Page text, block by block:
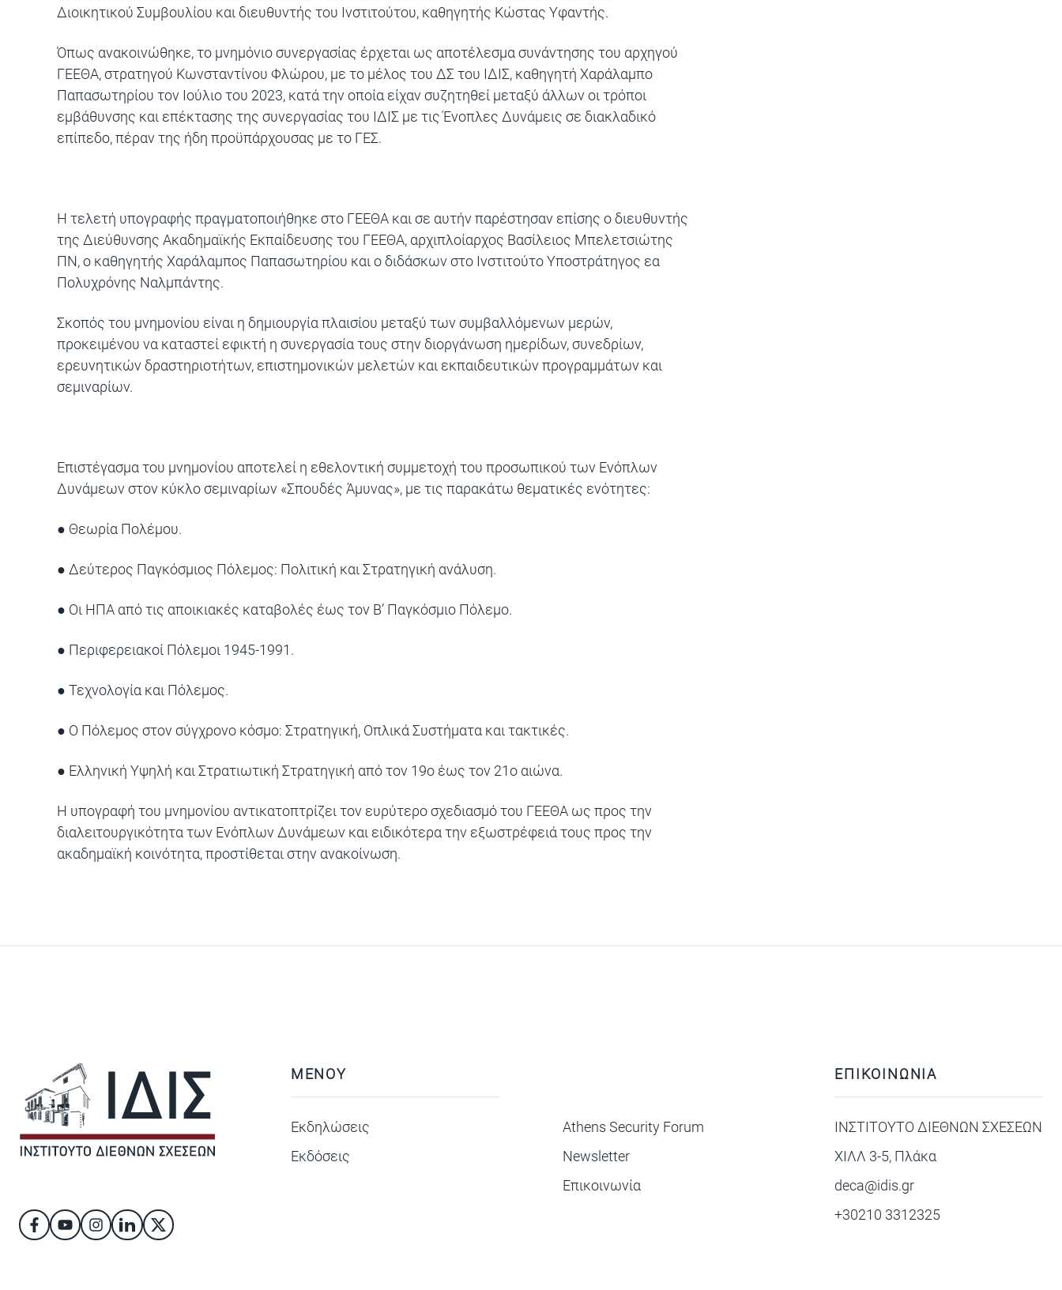
Διοικητικού Συμβουλίου και διευθυντής του Ινστιτούτου, καθηγητής Κώστας Υφαντής.
Όπως ανακοινώθηκε, το μνημόνιο συνεργασίας έρχεται ως αποτέλεσμα συνάντησης του αρχηγού
ΓΕΕΘΑ, στρατηγού Κωνσταντίνου Φλώρου, με το μέλος του ΔΣ του ΙΔΙΣ, καθηγητή Χαράλαμπο
Παπασωτηρίου τον Ιούλιο του 2023, κατά την οποία είχαν συζητηθεί μεταξύ άλλων οι τρόποι
εμβάθυνσης και επέκτασης της συνεργασίας του ΙΔΙΣ με τις Ένοπλες Δυνάμεις σε διακλαδικό
επίπεδο, πέραν της ήδη προϋπάρχουσας με το ΓΕΣ.
Η τελετή υπογραφής πραγματοποιήθηκε στο ΓΕΕΘΑ και σε αυτήν παρέστησαν επίσης ο διευθυντής
της Διεύθυνσης Ακαδημαϊκής Εκπαίδευσης του ΓΕΕΘΑ, αρχιπλοίαρχος Βασίλειος Μπελετσιώτης
ΠΝ, ο καθηγητής Χαράλαμπος Παπασωτηρίου και ο διδάσκων στο Ινστιτούτο Υποστράτηγος εα
Πολυχρόνης Ναλμπάντης.
Σκοπός του μνημονίου είναι η δημιουργία πλαισίου μεταξύ των συμβαλλόμενων μερών,
προκειμένου να καταστεί εφικτή η συνεργασία τους στην διοργάνωση ημερίδων, συνεδρίων,
ερευνητικών δραστηριοτήτων, επιστημονικών μελετών και εκπαιδευτικών προγραμμάτων και
σεμιναρίων.
Επιστέγασμα του μνημονίου αποτελεί η εθελοντική συμμετοχή του προσωπικού των Ενόπλων
Δυνάμεων στον κύκλο σεμιναρίων «Σπουδές Άμυνας», με τις παρακάτω θεματικές ενότητες:
● Θεωρία Πολέμου.
● Δεύτερος Παγκόσμιος Πόλεμος: Πολιτική και Στρατηγική ανάλυση.
● Οι ΗΠΑ από τις αποικιακές καταβολές έως τον Β’ Παγκόσμιο Πόλεμο.
● Περιφερειακοί Πόλεμοι 1945-1991.
● Τεχνολογία και Πόλεμος.
● Ο Πόλεμος στον σύγχρονο κόσμο: Στρατηγική, Οπλικά Συστήματα και τακτικές.
● Ελληνική Υψηλή και Στρατιωτική Στρατηγική από τον 19ο έως τον 21ο αιώνα.
Η υπογραφή του μνημονίου αντικατοπτρίζει τον ευρύτερο σχεδιασμό του ΓΕΕΘΑ ως προς την
διαλειτουργικότητα των Ενόπλων Δυνάμεων και ειδικότερα την εξωστρέφειά τους προς την
ακαδημαϊκή κοινότητα, προστίθεται στην ανακοίνωση.
ΜΕΝΟΥ
Εκδηλώσεις
Εκδόσεις
Athens Security Forum
Newsletter
Επικοινωνία
ΕΠΙΚΟΙΝΩΝΙΑ
ΙΝΣΤΙΤΟΥΤΟ ΔΙΕΘΝΩΝ ΣΧΕΣΕΩΝ
ΧΙΛΛ 3-5, Πλάκα
deca@idis.gr
+30210 3312325